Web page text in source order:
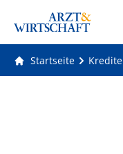
Startseite Kredite